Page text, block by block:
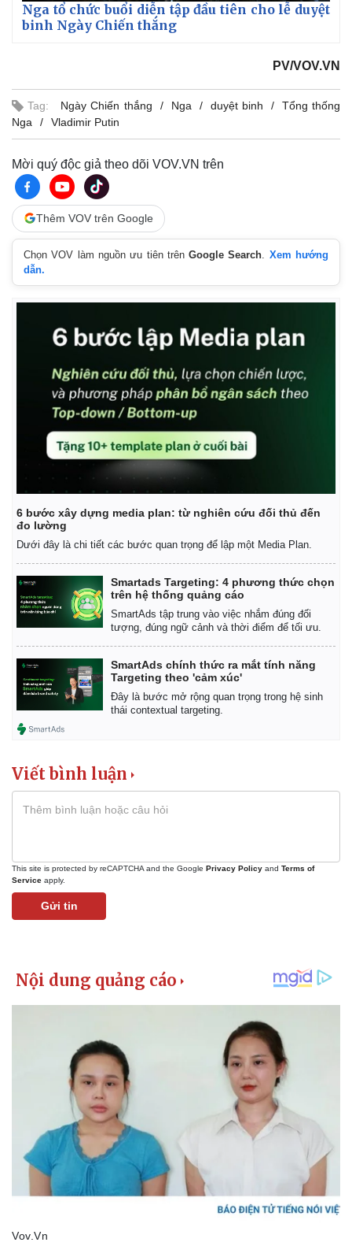
Quan sát
Cuộc sống đó đây
Hồ sơ
Ảnh
E-Magazine
Infographic
Nga tổ chức buổi diễn tập đầu tiên cho lễ duyệt
binh Ngày Chiến thắng
PV/VOV.VN
Tag: Ngày Chiến thắng Nga duyệt binh
Tổng thống
Nga
Vladimir Putin
Mời quý độc giả theo dõi VOV.VN trên
Thêm VOV trên Google
Chọn VOV làm nguồn ưu tiên trênGoogle Search
Xem hướng
dẫn.
6 bước xây dựng media plan: từ nghiên cứu đối thủ đến
đo lường
Dưới đây là chi tiết các bước quan trọng để lập một Media Plan.
Smartads Targeting: 4 phương thức chọn
trên hệ thống quảng cáo
SmartAds tập trung vào việc nhắm đúng đối
tượng, đúng ngữ cảnh và thời điểm để tối ưu.
SmartAds chính thức ra mắt tính năng
Targeting theo 'cảm xúc'
Đây là bước mở rộng quan trọng trong hệ sinh
thái contextual targeting.
Viết bình luận
This site is protected by reCAPTCHA and the Google Privacy Policy and Terms of
Service apply.
Gửi tin